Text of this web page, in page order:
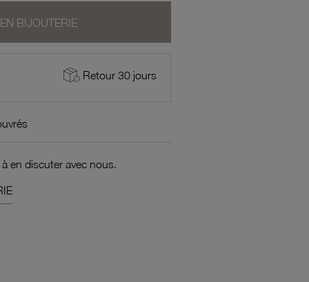
BIJOUTERIE
Retour 30 jours
en discuter avec nous.